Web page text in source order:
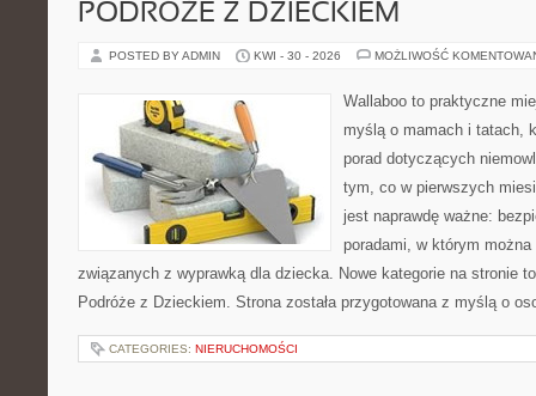
PODRÓŻE Z DZIECKIEM
POSTED BY ADMIN KWI - 30 - 2026 MOŻLIWOŚĆ
Wallaboo to praktyczne
myślą o mamach i tatach,
porad dotyczących
tym, co w pierwszych
jest naprawdę ważne:
poradami, w którym
związanych z wyprawką dla dziecka. Nowe kategorie na stronie
Podróże z Dzieckiem. Strona została przygotowana z myślą o
CATEGORIES: NIERUCHOMOŚCI